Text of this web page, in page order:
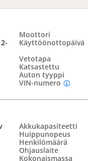
Moottori
Käyttöönottopäivä
Vetotapa
Katsastettu
Auton tyyppi
VIN-numero
Akku­kapasiteetti
Huippunopeus
Henkilömäärä
Ohjauslaite
Kokonaismassa